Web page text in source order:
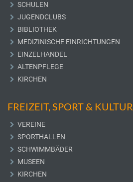
SCHULEN
JUGENDCLUBS
BIBLIOTHEK
MEDIZINISCHE EINRICHTUNGEN
EINZELHANDEL
ALTENPFLEGE
KIRCHEN
FREIZEIT, SPORT & KULTUR
VEREINE
SPORTHALLEN
SCHWIMMBÄDER
MUSEEN
KIRCHEN